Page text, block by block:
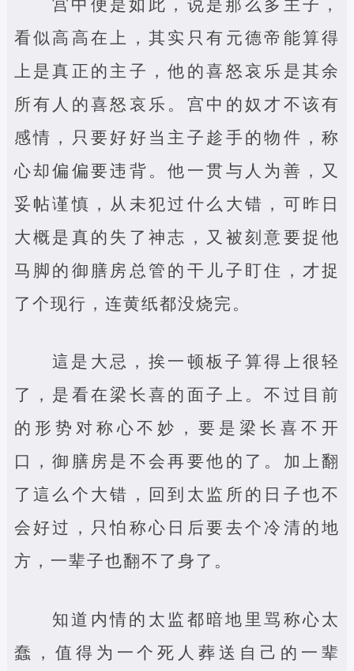
宫中便是如此，说是那么多主子，
看似高高在上，其实只有元德帝能算得
上是真正的主子，他的喜怒哀乐是其余
所有人的喜怒哀乐。宫中的奴才不该有
感情，只要好好当主子趁手的物件，称
心却偏偏要违背。他一贯与人为善，又
妥帖谨慎，从未犯过什么大错，可昨日
大概是真的失了神志，又被刻意要捉他
马脚的御膳房总管的干儿子盯住，才捉
了个现行，连黄纸都没烧完。
這是大忌，挨一顿板子算得上很轻
了，是看在梁长喜的面子上。不过目前
的形势对称心不妙，要是梁长喜不开
口，御膳房是不会再要他的了。加上翻
了這么个大错，回到太监所的日子也不
会好过，只怕称心日后要去个冷清的地
方，一辈子也翻不了身了。
知道内情的太监都暗地里骂称心太
蠢，值得为一个死人葬送自己的一辈